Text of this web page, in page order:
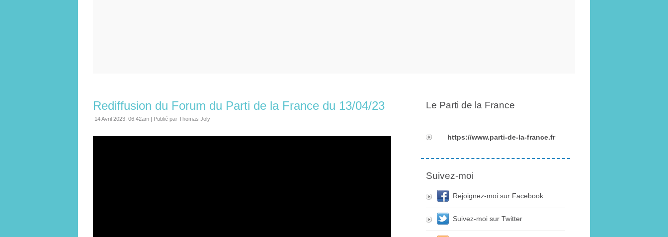
Rediffusion du Forum du Parti de la France du 13/04/23
14 Avril 2023, 06:42am | Publié par Thomas Joly
Le Parti de la France
https://www.parti-de-la-france.fr
Suivez-moi
Rejoignez-moi sur Facebook
Suivez-moi sur Twitter